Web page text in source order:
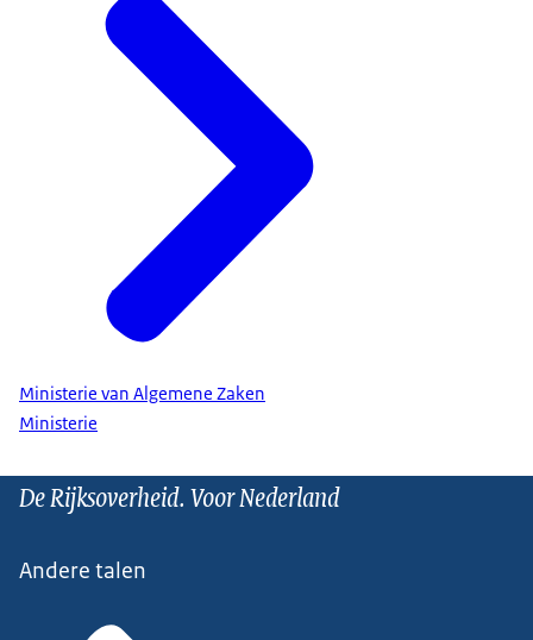
Ministerie van Algemene Zaken
Ministerie
De Rijksoverheid. Voor Nederland
Andere talen